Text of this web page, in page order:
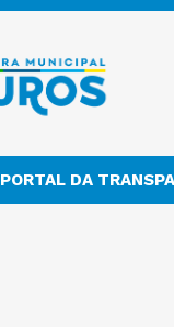
PORTAL DA